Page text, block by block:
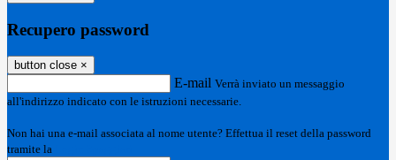
Recupero password
button close ×
E-mail Verrà inviato un messaggio
all'indirizzo indicato con le istruzioni necessarie.
Non hai una e-mail associata al nome utente? Effettua il reset della password
tramite la